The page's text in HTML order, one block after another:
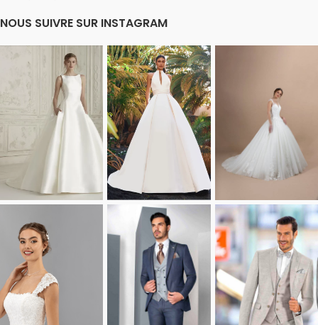
NOUS SUIVRE SUR INSTAGRAM